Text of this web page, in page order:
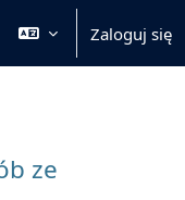
Zaloguj się
ze